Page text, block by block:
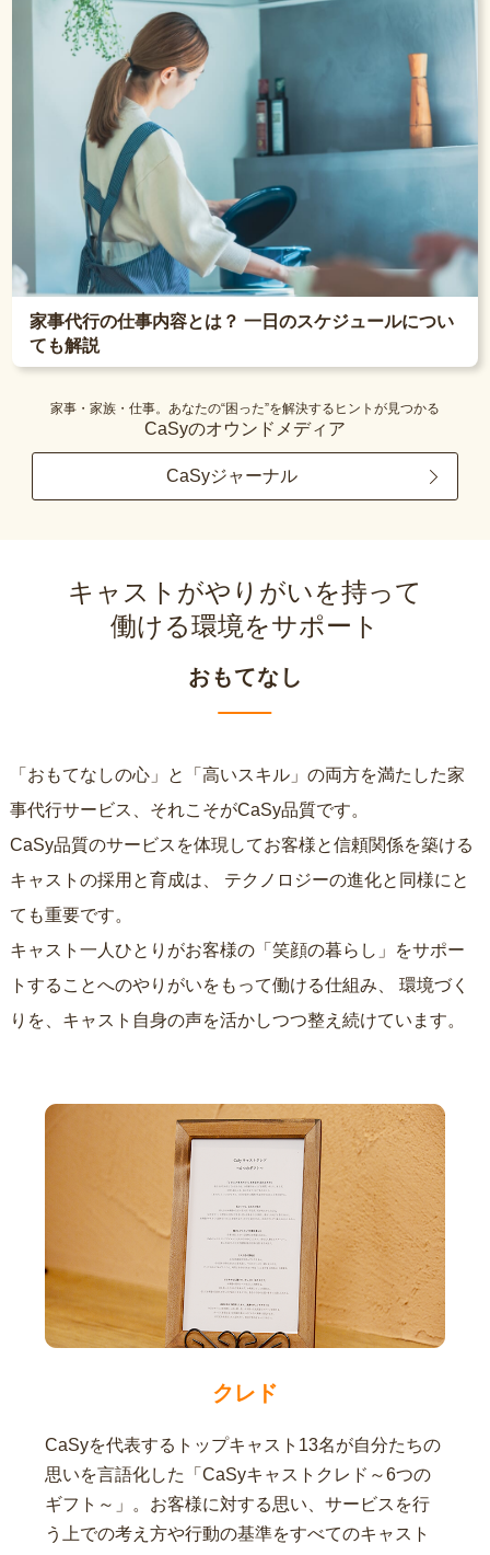
家事代行の仕事内容とは？ 一日のスケジュールについ
ても解説
家事・家族・仕事。あなたの“困った”を解決するヒントが見つかる
CaSyのオウンドメディア
CaSyジャーナル
キャストがやりがいを持って
働ける環境をサポート
おもてなし
「おもてなしの心」と「高いスキル」の両方を満たした家
事代行サービス、それこそがCaSy品質です。
CaSy品質のサービスを体現してお客様と信頼関係を築ける
キャストの採用と育成は、
ても重要です。
キャスト一人ひとりがお客様の「笑顔の暮らし」をサポー
トすることへのやりがいをもって働ける仕組み、
りを、キャスト自身の声を活かしつつ整え続けています。
クレド
CaSyを代表するトップキャスト13名が自分たちの
思いを言語化した「CaSyキャストクレド～6つの
ギフト～」。お客様に対する思い、サービスを行
う上での考え方や行動の基準をすべてのキャスト